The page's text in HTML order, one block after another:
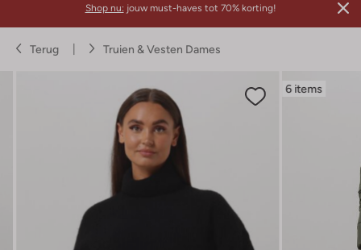
Shop nu: jouw must-haves tot 70% korting!
Terug Truien & Vesten Dames
6 items